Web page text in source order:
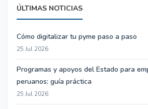
ÚLTIMAS NOTICIAS
Cómo digitalizar tu pyme paso a paso
25 Jul 2026
Programas y apoyos del Estado para
peruanos: guía práctica
25 Jul 2026